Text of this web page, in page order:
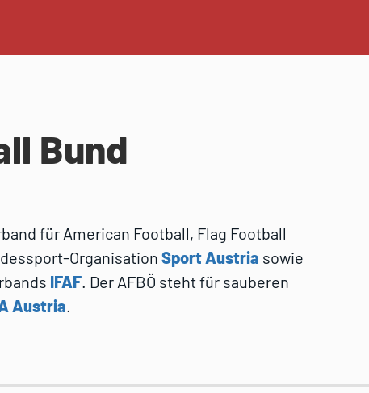
Bund
für American Football, Flag Football
Organisation Sport Austria sowie
IFAF. Der AFBÖ steht für sauberen
Austria.